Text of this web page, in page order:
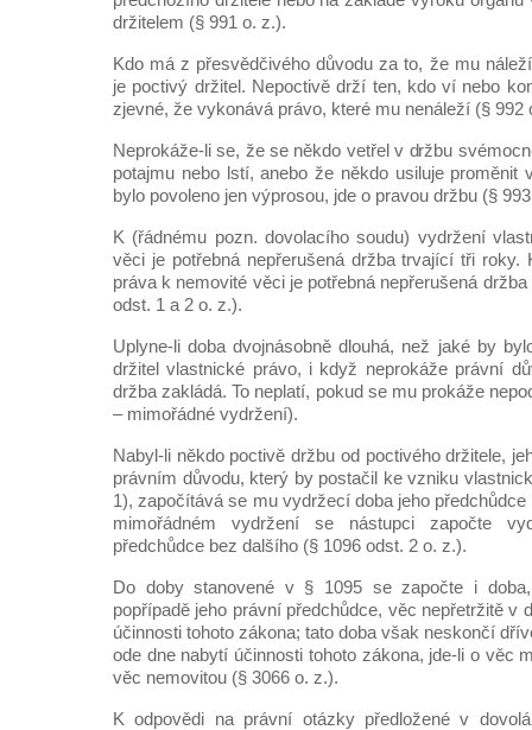
držitelem (§ 991 o. z.).
Kdo má z přesvědčivého důvodu za to, že mu
je poctivý držitel. Nepoctivě drží ten, kdo ví nebo
zjevné, že vykonává právo, které mu nenáleží (§ 992
Neprokáže-li se, že se někdo vetřel v držbu
potajmu nebo lstí, anebo že někdo usiluje proměnit
bylo povoleno jen výprosou, jde o pravou držbu (§
K (řádnému pozn. dovolacího soudu) vydržení
věci je potřebná nepřerušená držba trvající tři roky.
práva k nemovité věci je potřebná nepřerušená
odst. 1 a 2 o. z.).
Uplyne-li doba dvojnásobně dlouhá, než jaké by
držitel vlastnické právo, i když neprokáže právní
držba zakládá. To neplatí, pokud se mu prokáže
– mimořádné vydržení).
Nabyl-li někdo poctivě držbu od poctivého držitele,
právním důvodu, který by postačil ke vzniku
1), započítává se mu vydržecí doba jeho
mimořádném vydržení se nástupci započte
předchůdce bez dalšího (§ 1096 odst. 2 o. z.).
Do doby stanovené v § 1095 se započte i
popřípadě jeho právní předchůdce, věc nepřetržitě v
účinnosti tohoto zákona; tato doba však neskončí
ode dne nabytí účinnosti tohoto zákona, jde-li o věc
věc nemovitou (§ 3066 o. z.).
K odpovědi na právní otázky předložené v